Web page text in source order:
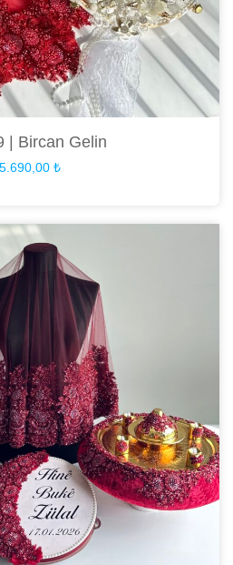
| Bircan Gelin
5.690,00 ₺